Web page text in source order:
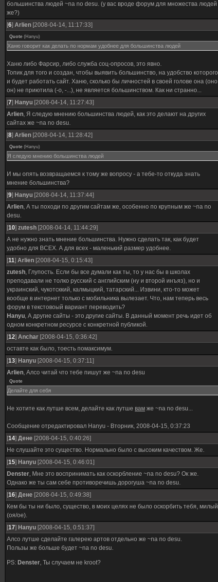
большинства людей ~na no desu. (у вас вроде форум для множества людей
же?)
[6] Arlien [2008-04-14, 11:17:33]
Quote (Hanyu)
Ханю говорит как делать по нормам удобнее для большинства людей
Ханю либо Фарсир, либо служба соц-опросов, это явно.
Топик для того и создан, чтобы выявить большинство, на удобство которого
и будет работать сайт. Ханю, сколько бы личностей в своей голове она
он) не приютила (-о, -...), не является большинством. Как ни странно...
[7] Hanyu [2008-04-14, 11:27:43]
Arlien, Я следую мнению большинства людей, как это делают на других
сайтах же ~na no desu.
[8] Arlien [2008-04-14, 11:28:42]
Quote (Hanyu)
Я следую мнению большинства людей
И мы опять возвращаемся к тому же вопросу - а тебе-то откуда знать
мнение большинства?
[9] Hanyu [2008-04-14, 11:37:44]
Arlien, А ты походи по другим сайтам же, особенно по крупным же ~na no
desu.
[10] zutesh [2008-04-14, 11:44:29]
А не нужно знать мнение большинства. Нужно сделать так, как будет
удобно для ВСЕХ. А для всех - маленький размер удобнее.
[11] Arlien [2008-04-15, 0:15:43]
zutesh, Глупость. Если бы все думали как ты, то у нас бы в школах
преподавали не толко русский с английским (ну и второй инъяз), но и
украинский, чукотсккий, калмыцкий, татарский... Извини, кто-то может
вообще в интернет только с мобильника вылезает. Что, нам теперь весь
форум в текстовоый вариант переводить?
Hanyu, А другие сайты - это другие сайты. В данный момент речь идет об
одном конкретном ресурсе с конкретной публикой.
[12] Anchar [2008-04-15, 0:36:42]
оставте как было, тоесть помаксимум.
[13] Hanyu [2008-04-15, 0:37:11]
Arlien, Алсо читай что тебе пишут же ~na no desu
Quote
Делайте для себя
Не хотите как лутше всем, делайте как лутше вам же ~na no desu...
Сообщение отредактировал Hanyu - Вторник, 2008-04-15, 0:37:23
[14] Дене [2008-04-15, 0:40:26]
Не слушайте это существо. Нормально было с высоким качеством. Же.
[15] Hanyu [2008-04-15, 0:46:01]
Denster, Мне это воспринимать как оскорбление ~na no desu? Ок же.
Однако же ты сам себе противоречишь дорогуша ~na no desu.
[16] Дене [2008-04-15, 0:49:38]
Кем бы ты ни было, существо, в моих целях не было оскорбить тебя, милый
(оя/ое).
[17] Hanyu [2008-04-15, 0:51:37]
Алсо лутше сделайте галерею артов отдельно же ~na no desu.
Пользы же больше будет ~na no desu.
PS: Denster, Ты случаем не kroot?